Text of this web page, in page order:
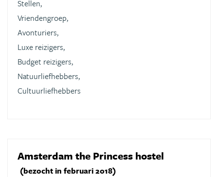
Stellen,
Vriendengroep,
Avonturiers,
Luxe reizigers,
Budget reizigers,
Natuurliefhebbers,
Cultuurliefhebbers
Amsterdam the Princess hostel
(bezocht in februari 2018)